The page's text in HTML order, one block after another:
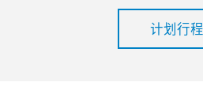
计划行程